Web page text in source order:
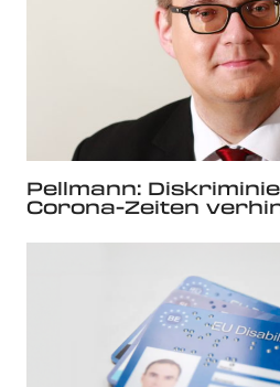
Pellmann:
Corona-Zeiten